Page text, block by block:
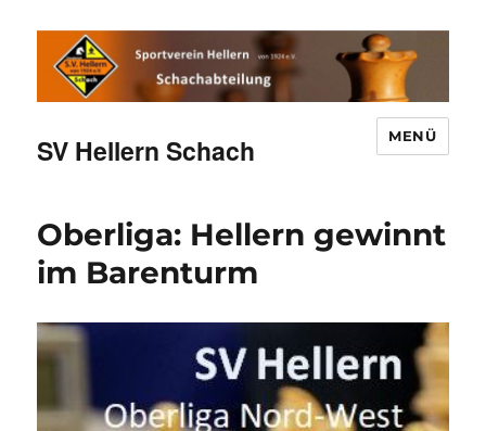
SV Hellern Schach MENÜ
Oberliga: Hellern gewinnt
im Barenturm